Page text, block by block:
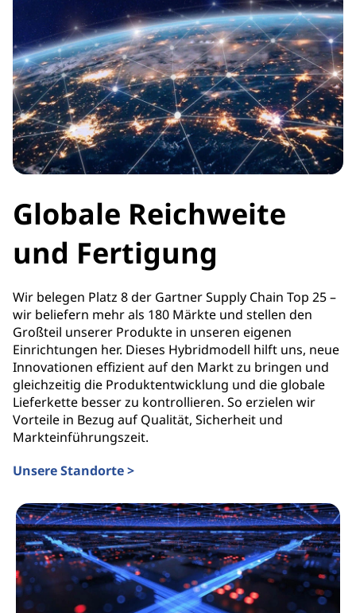
Globale Reichweite
und Fertigung
Wir belegen Platz 8 der Gartner Supply Chain Top 25 –
wir beliefern mehr als 180 Märkte und stellen den
Großteil unserer Produkte in unseren eigenen
Einrichtungen her. Dieses Hybridmodell hilft uns, neue
Innovationen effizient auf den Markt zu bringen und
gleichzeitig die Produktentwicklung und die globale
Lieferkette besser zu kontrollieren. So erzielen wir
Vorteile in Bezug auf Qualität, Sicherheit und
Markteinführungszeit.
Unsere Standorte >